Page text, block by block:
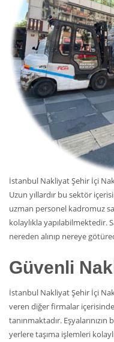
İstanbul Nakliyat Şehir İçi
Uzun yıllardır bu sektör
uzman personel kadromuz
kolaylıkla yapılabilmektedir.
nereden alınıp nereye
Güvenli
İstanbul Nakliyat Şehir İçi
veren diğer firmalar
tanınmaktadır.
yerlere taşıma işlemleri